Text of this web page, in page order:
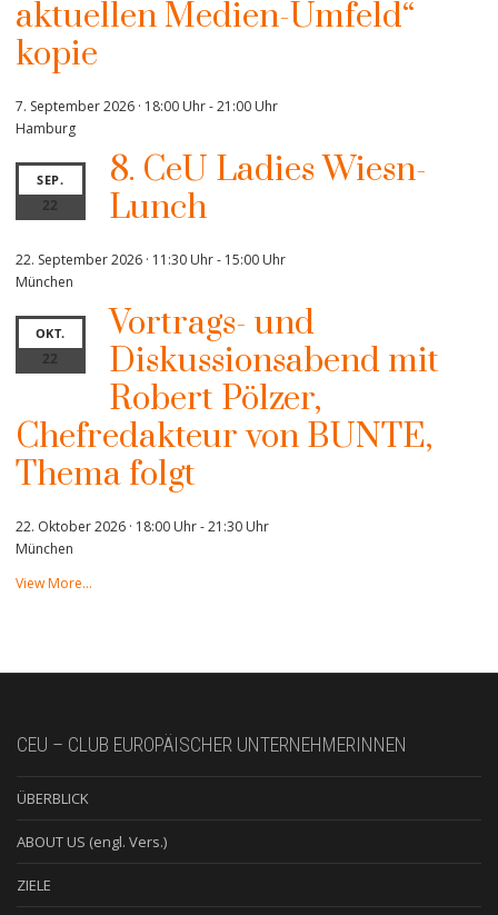
aktuellen Medien-Umfeld“
kopie
7. September 2026 · 18:00 Uhr-21:00 Uhr
Hamburg
SEP.
22
8. CeU Ladies Wiesn-
Lunch
22. September 2026 · 11:30 Uhr- 15:00 Uhr
München
OKT.
22
Vortrags- und
Diskussionsabend mit
Robert Pölzer,
Chefredakteur von BUNTE,
Thema folgt
22. Oktober 2026 · 18:00 Uhr-21:30 Uhr
München
View More…
CEU – CLUB EUROPÄISCHER UNTERNEHMERINNEN
ÜBERBLICK
ABOUT US (engl. Vers.)
ZIELE